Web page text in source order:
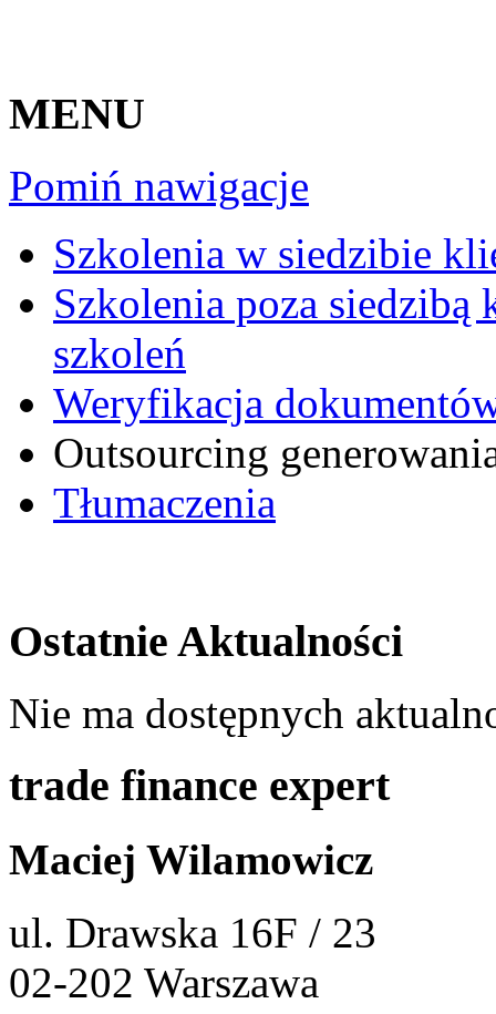
MENU
Pomiń nawigacje
Szkolenia w siedzibie
Szkolenia poza
szkoleń
Weryfikacja
Outsourcing
Tłumaczenia
Ostatnie Aktualności
Nie ma dostępnych
trade finance expert
Maciej Wilamowicz
ul. Drawska 16F / 23
02-202 Warszawa